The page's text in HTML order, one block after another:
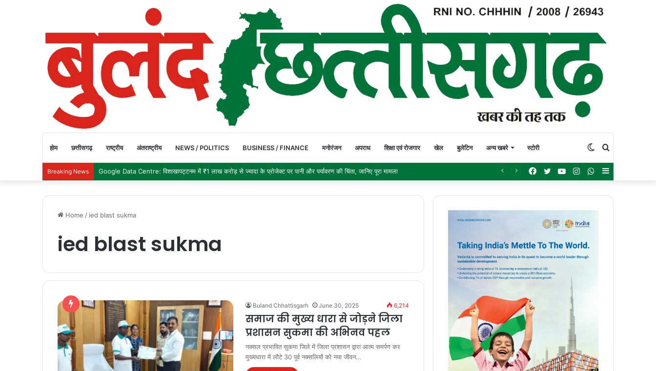
होम छत्तीसगढ़ राष्ट्रीय अंतराष्ट्रीय NEWS / POLITICS BUSINESS / FINANCE मनोरंजन अपराध शिक्षा एवं रोजगार खेल बुलेटिन अन्य खबरे स्टोरी Search
Switch
Breaking News India Forex Reserve: भारत का विदेशी मुद्रा भंडार 692.9 अरब डॉलर पहुंचा, छह महीने में सबसे बड़ी साप्ताहिक बढ़त WhatsApp
Instagram
YouTube
Twitter
Facebook
Home / ied blast sukma
ied blast sukma
Buland Chhattisgarh June 30, 2025 6,214
समाज की मुख्य धारा से जोड़ने जिला
प्रशासन सुकमा की अभिनव पहल
नक्सल प्रभावित सुकमा जिले में जिला प्रशासन द्वारा आत्म समर्पण कर
मुख्यधारा में लौटे 30 पूर्व नक्सलियों को नया जीवन…